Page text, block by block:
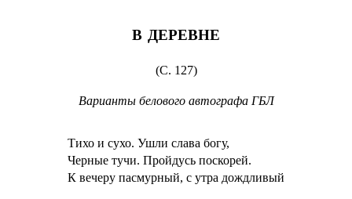
В ДЕРЕВНЕ
(С. 127)
Варианты белового автографа ГБЛ
Тихо и сухо. Ушли слава богу,
Черные тучи. Пройдусь поскорей.
К вечеру пасмурный, с утра дождливый